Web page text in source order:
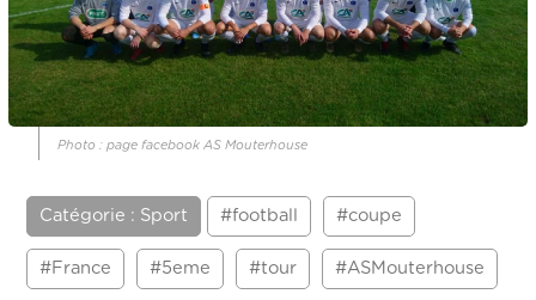
Photo : page facebook AS Mouterhouse
Catégorie : Sport #football #coupe
#France #5eme #tour #ASMouterhouse